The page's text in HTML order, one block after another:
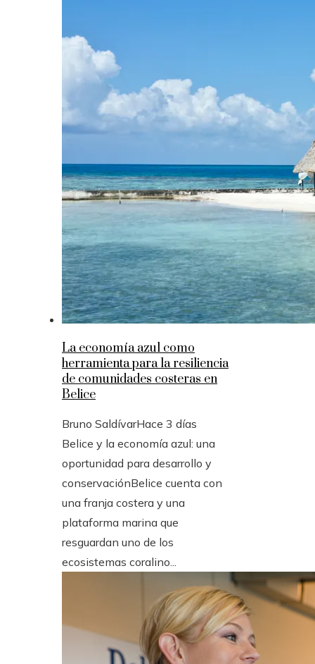
La economía azul como
herramienta para la resiliencia
de comunidades costeras en
Belice
Bruno SaldívarHace 3 días
Belice y la economía azul: una
oportunidad para desarrollo y
conservaciónBelice cuenta con
una franja costera y una
plataforma marina que
resguardan uno de los
ecosistemas coralino...